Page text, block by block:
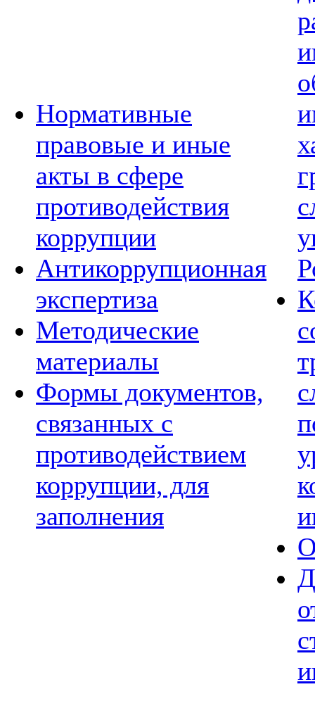
Нормативные
правовые и иные
акты в сфере
противодействия
коррупции
Антикоррупционная
экспертиза
Методические
материалы
Формы документов,
связанных с
противодействием
коррупции, для
заполнения